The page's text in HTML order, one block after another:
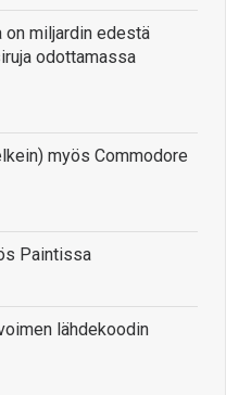
on miljardin edestä
odottamassa
myös Commodore
Paintissa
lähdekoodin